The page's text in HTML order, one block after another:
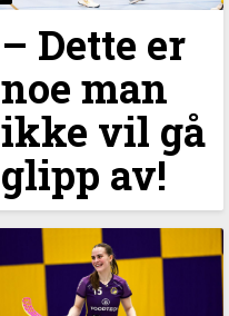
–⁠ Dette er
noe man
ikke vil gå
glipp av!